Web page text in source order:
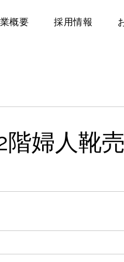
概要 採用情報
婦人靴